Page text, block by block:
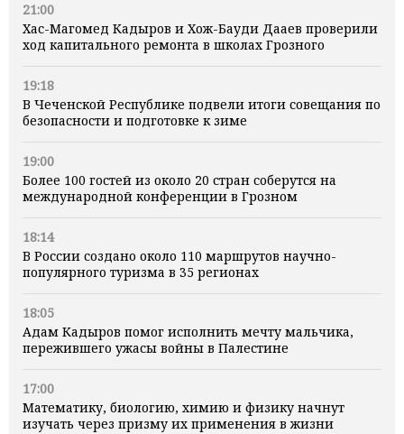
21:00
Хас-Магомед Кадыров и Хож-Бауди Дааев проверили
ход капитального ремонта в школах Грозного
19:18
В Чеченской Республике подвели итоги совещания по
безопасности и подготовке к зиме
19:00
Более 100 гостей из около 20 стран соберутся на
международной конференции в Грозном
18:14
В России создано около 110 маршрутов научно-
популярного туризма в 35 регионах
18:05
Адам Кадыров помог исполнить мечту мальчика,
пережившего ужасы войны в Палестине
17:00
Математику, биологию, химию и физику начнут
изучать через призму их применения в жизни